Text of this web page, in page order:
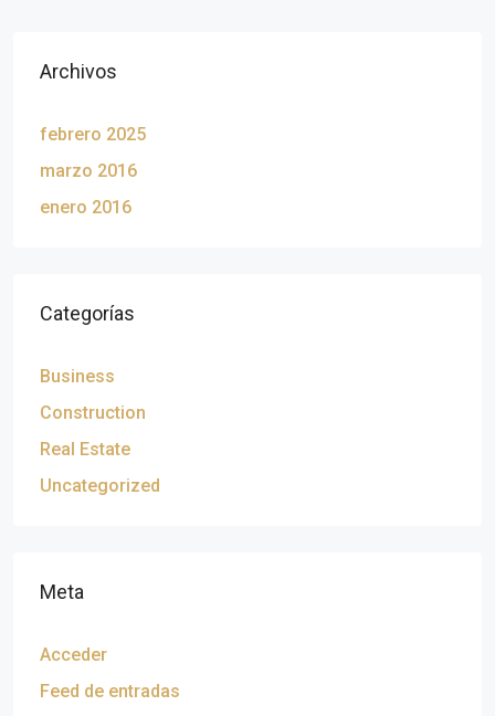
Archivos
febrero 2025
marzo 2016
enero 2016
Categorías
Business
Construction
Real Estate
Uncategorized
Meta
Acceder
Feed de entradas